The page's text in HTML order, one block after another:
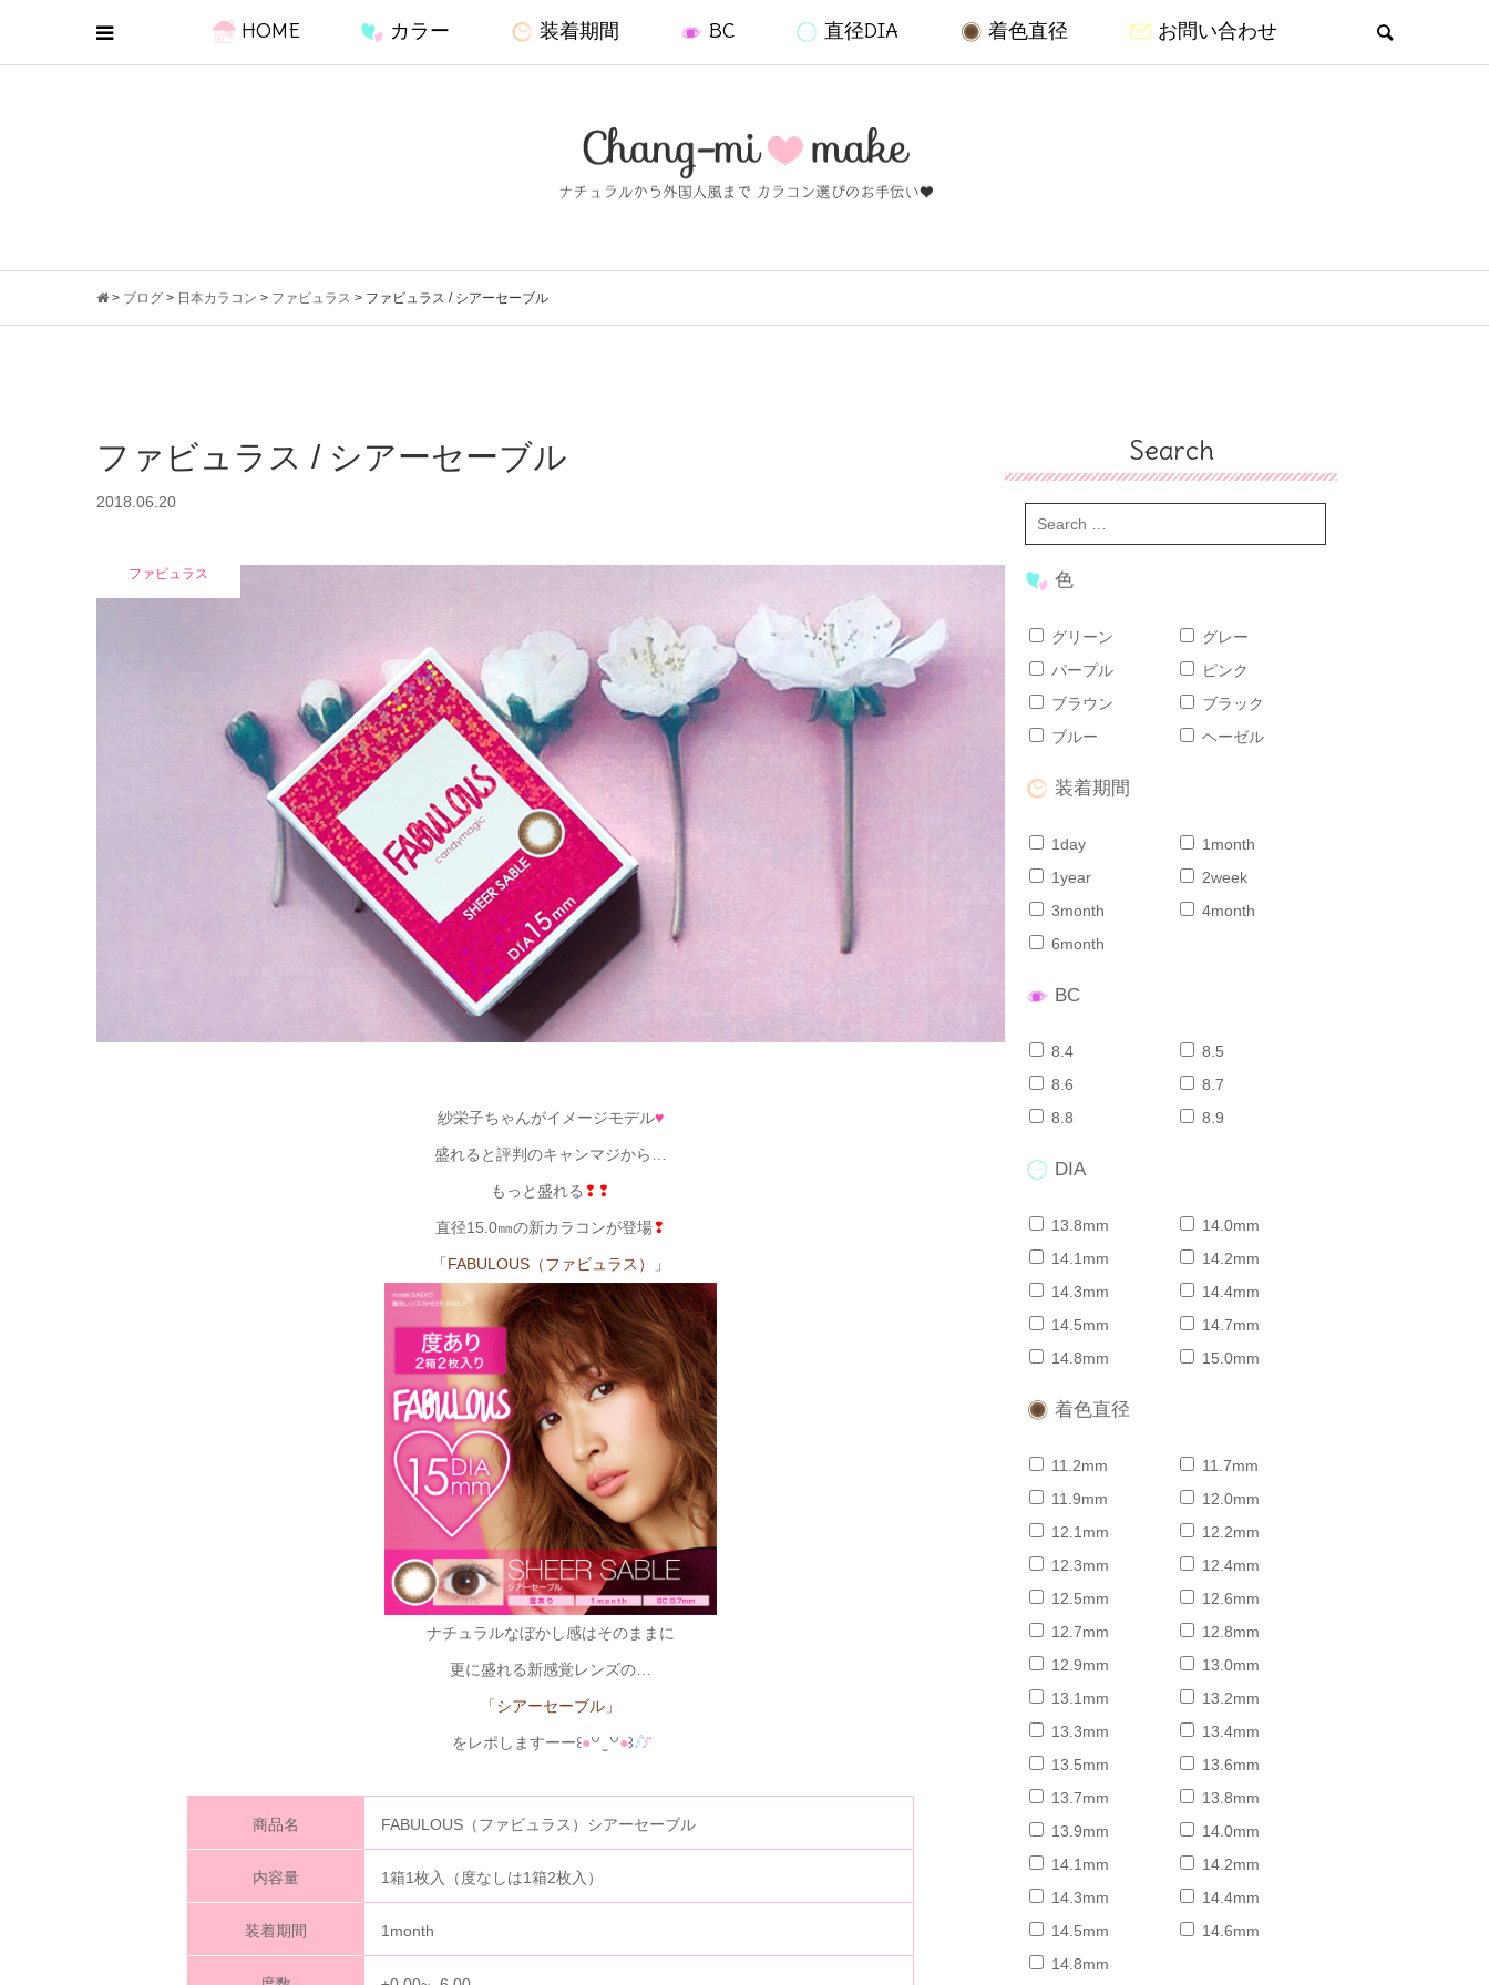
HOME カラー 装着期間 BC 直径DIA 着色直径 お問い合わせ
> ブログ > 日本カラコン > ファビュラス > ファビュラス / シアーセーブル
ファビュラス / シアーセーブル
2018.06.20
ファビュラス
紗栄子ちゃんがイメージモデル♥
盛れると評判のキャンマジから…
もっと盛れる ❢❢
直径15.0㎜の新カラコンが登場❢
「FABULOUS（ファビュラス）」
ナチュラルなぼかし感はそのままに
更に盛れる新感覚レンズの…
「シアーセーブル」
をレポしますーー꒰●꒡ ̫ ꒡●꒱♪̊̈♪̆̈
商品名 FABULOUS（ファビュラス）シアーセーブル
内容量 1箱1枚入（度なしは1箱2枚入）
装着期間 1month
Search
色
グリーン
グレー
パープル
ピンク
ブラウン
ブラック
ブルー
ヘーゼル
装着期間
1day
1month
1year
2week
3month
4month
6month
BC
8.4
8.5
8.6
8.7
8.8
8.9
DIA
13.8mm
14.0mm
14.1mm
14.2mm
14.3mm
14.4mm
14.5mm
14.7mm
14.8mm
15.0mm
着色直径
11.2mm
11.7mm
11.9mm
12.0mm
12.1mm
12.2mm
12.3mm
12.4mm
12.5mm
12.6mm
12.7mm
12.8mm
12.9mm
13.0mm
13.1mm
13.2mm
13.3mm
13.4mm
13.5mm
13.6mm
13.7mm
13.8mm
13.9mm
14.0mm
14.1mm
14.2mm
14.3mm
14.4mm
14.5mm
14.6mm
14.8mm